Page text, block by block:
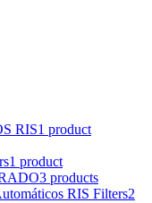
RIS1 product
1 product
3 products
RIS Filters2